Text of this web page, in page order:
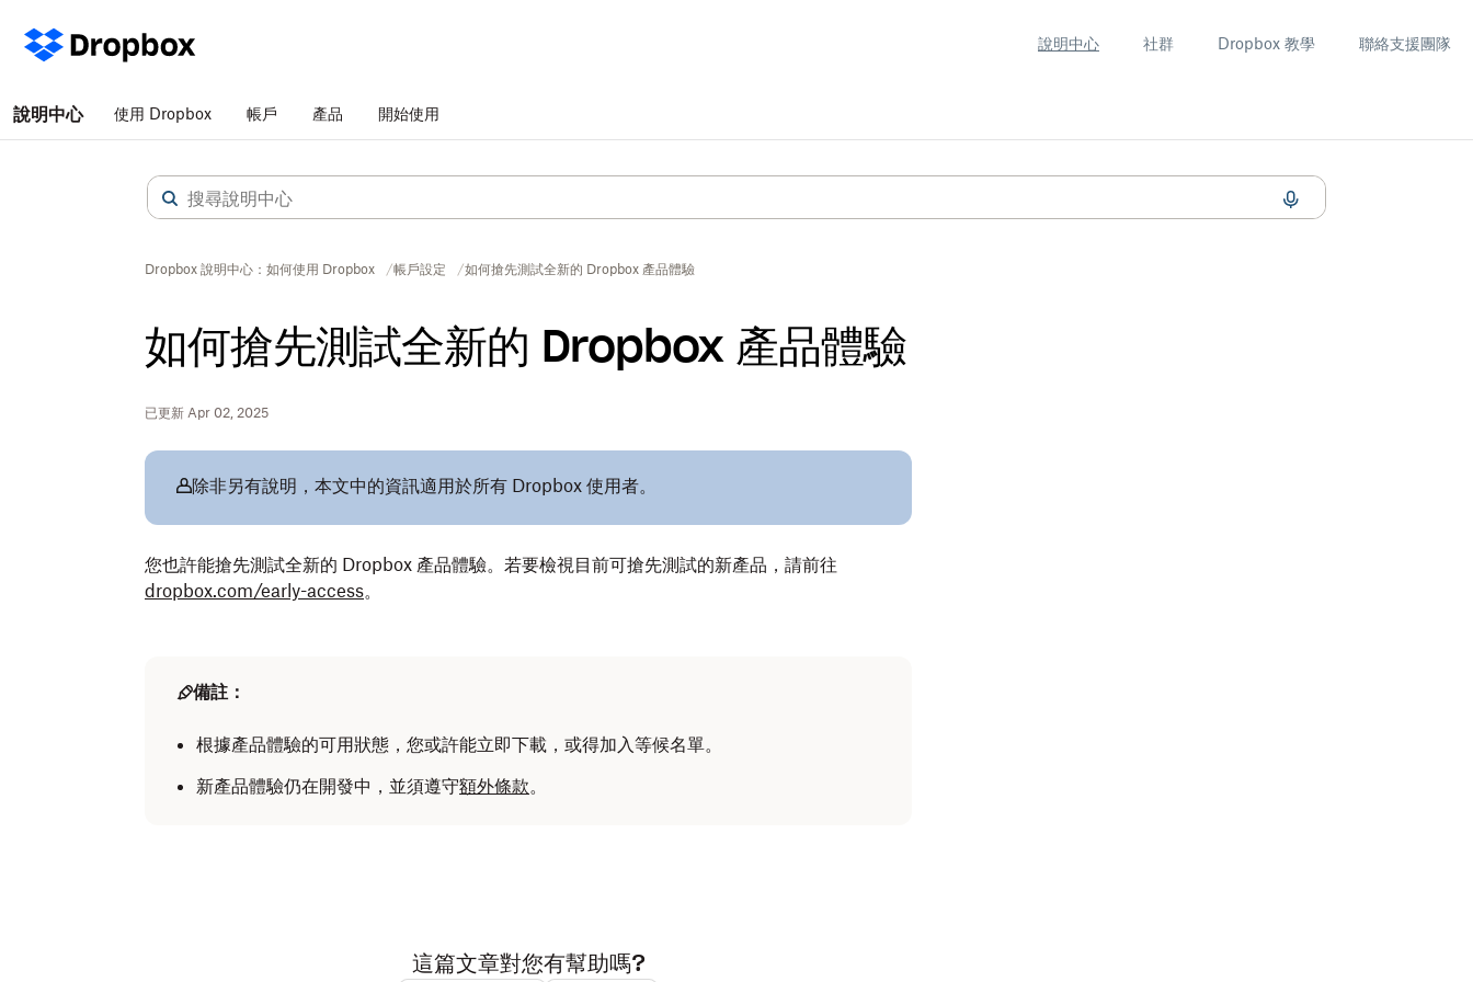
說明中心 社群 Dropbox 教學 聯絡支援團隊
說明中心 使用 Dropbox 帳戶 產品 開始使用
Dropbox 說明中心：如何使用 Dropbox 帳戶設定 如何搶先測試全新的 Dropbox 產品體驗
如何搶先測試全新的 Dropbox 產品體驗
已更新 Apr 02, 2025
除非另有說明，本文中的資訊適用於所有 Dropbox 使用者。
您也許能搶先測試全新的 Dropbox 產品體驗。若要檢視目前可搶先測試的新產品，請前往
dropbox.com/early-access。
備註：
根據產品體驗的可用狀態，您或許能立即下載，或得加入等候名單。
新產品體驗仍在開發中，並須遵守額外條款。
這篇文章對您有幫助嗎?